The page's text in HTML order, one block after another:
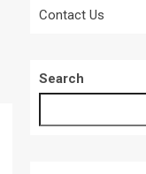
Contact Us
Search